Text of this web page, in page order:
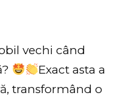
vechi când
Exact asta a
transformând o